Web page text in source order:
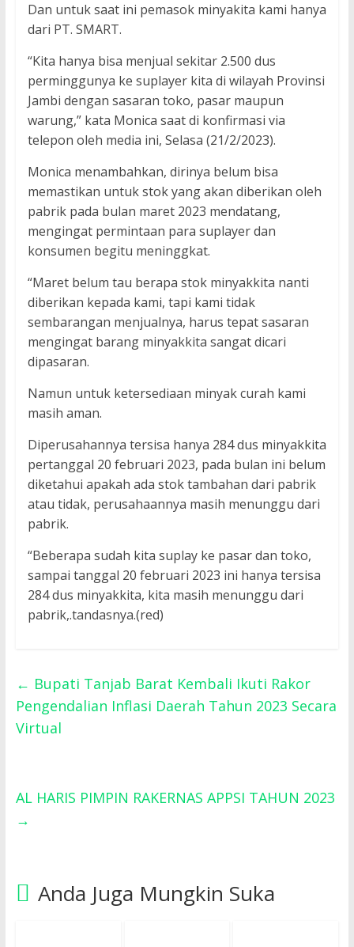
Dan untuk saat ini pemasok minyakita kami hanya
dari PT. SMART.
“Kita hanya bisa menjual sekitar 2.500 dus
perminggunya ke suplayer kita di wilayah Provinsi
Jambi dengan sasaran toko, pasar maupun
warung,” kata Monica saat di konfirmasi via
telepon oleh media ini, Selasa (21/2/2023).
Monica menambahkan, dirinya belum bisa
memastikan untuk stok yang akan diberikan oleh
pabrik pada bulan maret 2023 mendatang,
mengingat permintaan para suplayer dan
konsumen begitu meninggkat.
“Maret belum tau berapa stok minyakkita nanti
diberikan kepada kami, tapi kami tidak
sembarangan menjualnya, harus tepat sasaran
mengingat barang minyakkita sangat dicari
dipasaran.
Namun untuk ketersediaan minyak curah kami
masih aman.
Diperusahannya tersisa hanya 284 dus minyakkita
pertanggal 20 februari 2023, pada bulan ini belum
diketahui apakah ada stok tambahan dari pabrik
atau tidak, perusahaannya masih menunggu dari
pabrik.
“Beberapa sudah kita suplay ke pasar dan toko,
sampai tanggal 20 februari 2023 ini hanya tersisa
284 dus minyakkita, kita masih menunggu dari
pabrik,.tandasnya.(red)
← Bupati Tanjab Barat Kembali Ikuti Rakor
Pengendalian Inflasi Daerah Tahun 2023 Secara
Virtual
AL HARIS PIMPIN RAKERNAS APPSI TAHUN 2023
→
Anda Juga Mungkin Suka